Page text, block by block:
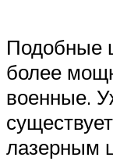
Подобные
более
военные.
лазерным